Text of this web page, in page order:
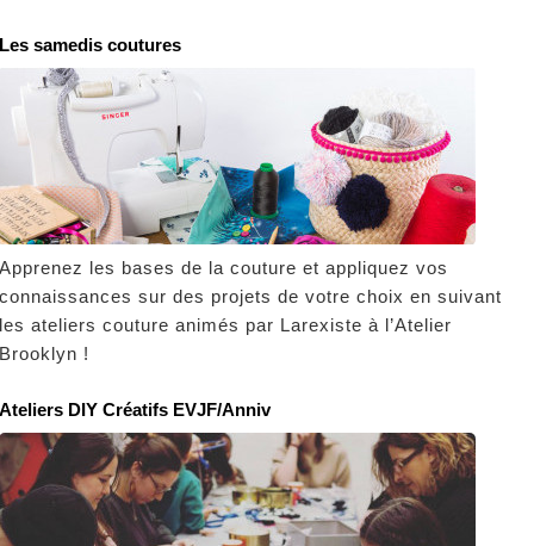
samedis coutures
les bases de la couture et appliquez vos
sur des projets de votre choix en suivant
ateliers couture animés par Larexiste à l’Atelier
!
DIY Créatifs EVJF/Anniv